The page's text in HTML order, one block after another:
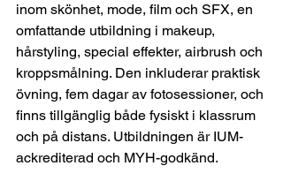
inom skönhet, mode, film och SFX, en
omfattande utbildning i makeup,
hårstyling, special effekter, airbrush och
kroppsmålning. Den inkluderar praktisk
övning, fem dagar av fotosessioner, och
finns tillgänglig både fysiskt i klassrum
och på distans. Utbildningen är IUM-
ackrediterad och MYH-godkänd.